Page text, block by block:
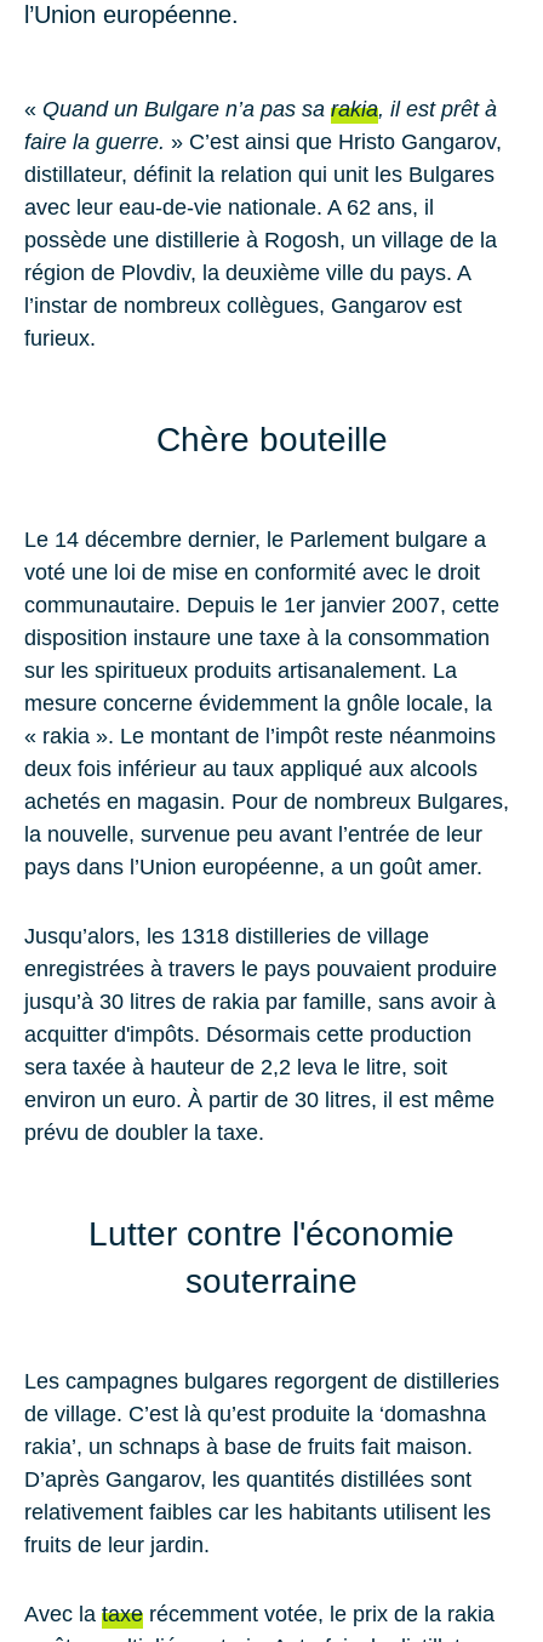
l’Union européenne.
« Quand un Bulgare n’a pas sa rakia, il est prêt à
faire la guerre. » C’est ainsi que Hristo Gangarov,
distillateur, définit la relation qui unit les Bulgares
avec leur eau-de-vie nationale. A 62 ans, il
possède une distillerie à Rogosh, un village de la
région de Plovdiv, la deuxième ville du pays. A
l’instar de nombreux collègues, Gangarov est
furieux.
Chère bouteille
Le 14 décembre dernier, le Parlement bulgare a
voté une loi de mise en conformité avec le droit
communautaire. Depuis le 1er janvier 2007, cette
disposition instaure une taxe à la consommation
sur les spiritueux produits artisanalement. La
mesure concerne évidemment la gnôle locale, la
« rakia ». Le montant de l’impôt reste néanmoins
deux fois inférieur au taux appliqué aux alcools
achetés en magasin. Pour de nombreux Bulgares,
la nouvelle, survenue peu avant l’entrée de leur
pays dans l’Union européenne, a un goût amer.
Jusqu’alors, les 1318 distilleries de village
enregistrées à travers le pays pouvaient produire
jusqu’à 30 litres de rakia par famille, sans avoir à
acquitter d'impôts. Désormais cette production
sera taxée à hauteur de 2,2 leva le litre, soit
environ un euro. À partir de 30 litres, il est même
prévu de doubler la taxe.
Lutter contre l'économie
souterraine
Les campagnes bulgares regorgent de distilleries
de village. C’est là qu’est produite la ‘domashna
rakia’, un schnaps à base de fruits fait maison.
D’après Gangarov, les quantités distillées sont
relativement faibles car les habitants utilisent les
fruits de leur jardin.
Avec la taxe récemment votée, le prix de la rakia